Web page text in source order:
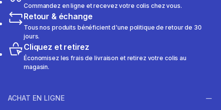
Commandez en ligne et recevez votre colis chez vous.
Retour & échange
Tous nos produits bénéficient d'une politique de retour de 30
jours.
Cliquez et retirez
Économisez les frais de livraison et retirez votre colis au
magasin.
ACHAT EN LIGNE